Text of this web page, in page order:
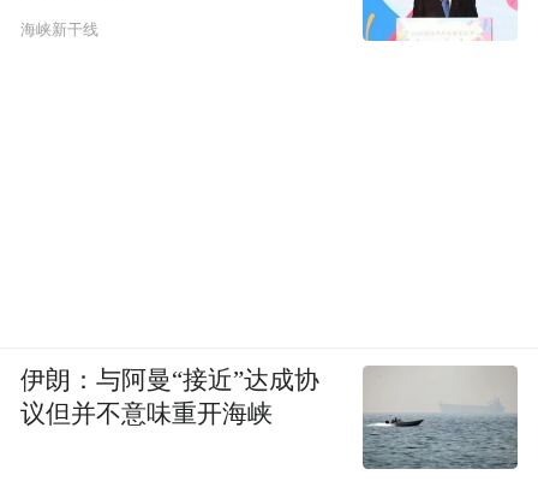
海峡新干线
伊朗：与阿曼“接近”达成协
议但并不意味重开海峡